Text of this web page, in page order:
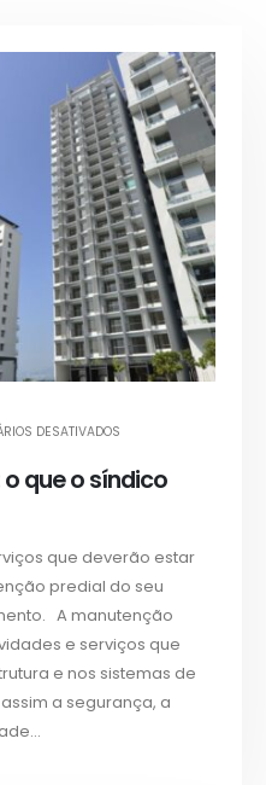
DESATIVADOS
que o síndico
que deverão estar
predial do seu
A manutenção
e serviços que
e nos sistemas de
a segurança, a